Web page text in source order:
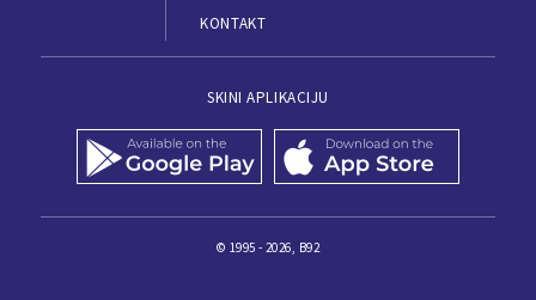
KONTAKT
SKINI APLIKACIJU
© 1995 - 2026, B92